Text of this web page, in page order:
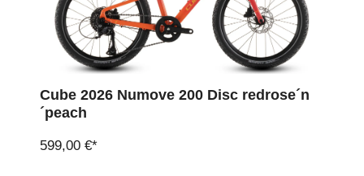
Cube 2026 Numove 200 Disc redrose´n
´peach
599,00 €*